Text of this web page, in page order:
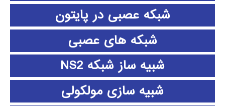
شبکه عصبی در پایتون
شبکه های عصبی
شبیه ساز شبکه NS2
شبیه سازی مولکولی